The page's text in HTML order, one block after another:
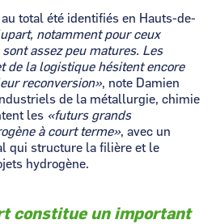
total été identifiés en Hauts-de-
notamment pour ceux
assez peu matures. Les
de la logistique hésitent encore
reconversion», note Damien
de la métallurgie, chimie
les «futurs grands
à court terme», avec un
qui structure la filière et le
hydrogène.
constitue un important